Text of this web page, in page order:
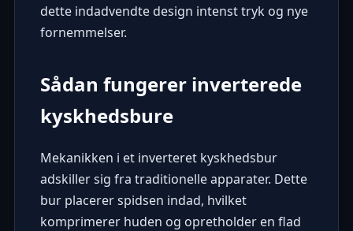
dette indadvendte design intenst tryk og nye
fornemmelser.
Sådan fungerer inverterede
kyskhedsbure
Mekanikken i et inverteret kyskhedsbur
adskiller sig fra traditionelle apparater. Dette
bur placerer spidsen indad, hvilket
komprimerer huden og opretholder en flad